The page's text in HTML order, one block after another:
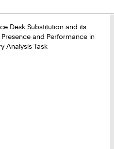
Desk Substitution and its
and Performance in
Analysis Task